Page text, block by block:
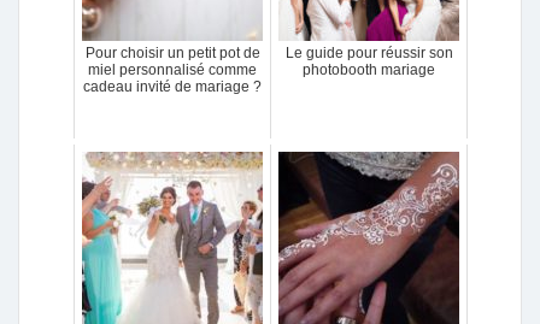
Pour choisir un petit pot de
miel personnalisé comme
cadeau invité de mariage ?
Le guide pour réussir son
photobooth mariage